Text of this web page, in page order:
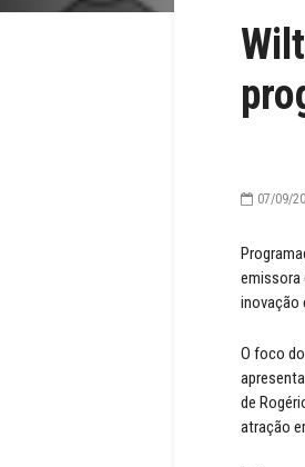
07/09/
emissora
inovação
O foco
de
atração